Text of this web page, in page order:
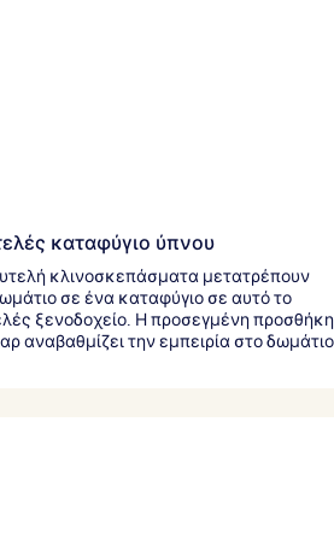
καταφύγιο ύπνου
κλινοσκεπάσματα μετατρέπουν
σε ένα καταφύγιο σε αυτό το
ξενοδοχείο. Η προσεγμένη προσθήκη
αναβαθμίζει την εμπειρία στο